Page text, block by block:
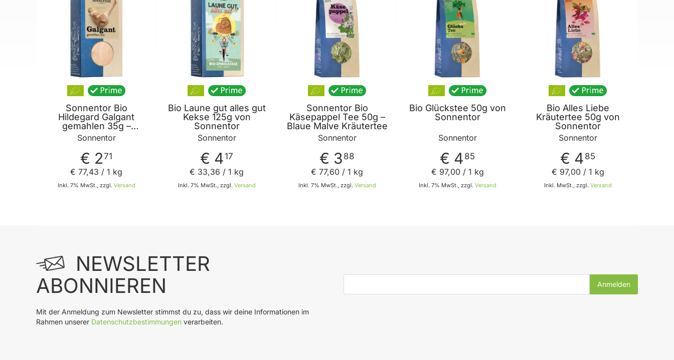
Sonnentor Bio
Hildegard Galgant
gemahlen 35g –
Gewürzpulver
Sonnentor
€ 271
Inkl. 7% MwSt., zzgl. Versand
€ 77,43 / 1 kg
Bio Laune gut alles gut
Kekse 125g von
Sonnentor
Sonnentor
€ 417
Inkl. 7% MwSt., zzgl. Versand
€ 33,36 / 1 kg
Sonnentor Bio
Käsepappel Tee 50g –
Blaue Malve Kräutertee
Sonnentor
€ 3 88
Inkl. 7% MwSt., zzgl. Versand
€ 77,60 / 1 kg
Bio Glückstee 50g von
Sonnentor
Sonnentor
€ 4 85
Inkl. 7% MwSt., zzgl. Versand
€ 97,00/ 1 kg
Bio Alles Liebe
Kräutertee 50g von
Sonnentor
Sonnentor
€ 4 85
Inkl. MwSt., zzgl. Versand
€ 97,00/ 1 kg
NEWSLETTER
ABONNIEREN
Mit der Anmeldung zum Newsletter stimmst du zu, dass wir deine Informationen im
Rahmen unserer Datenschutzbestimmungen verarbeiten.